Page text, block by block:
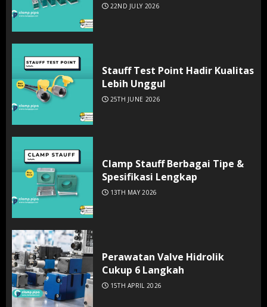
22ND JULY 2026
Stauff Test Point Hadir Kualitas
Lebih Unggul
25TH JUNE 2026
Clamp Stauff Berbagai Tipe &
Spesifikasi Lengkap
13TH MAY 2026
Perawatan Valve Hidrolik
Cukup 6 Langkah
15TH APRIL 2026